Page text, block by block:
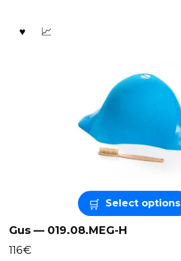
Select options
Gus — 019.08.MEG-H
116€